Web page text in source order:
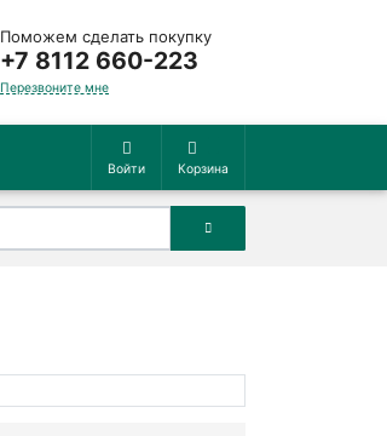
Поможем сделать покупку
+7 8112 660-223
Перезвоните мне
Войти Корзина